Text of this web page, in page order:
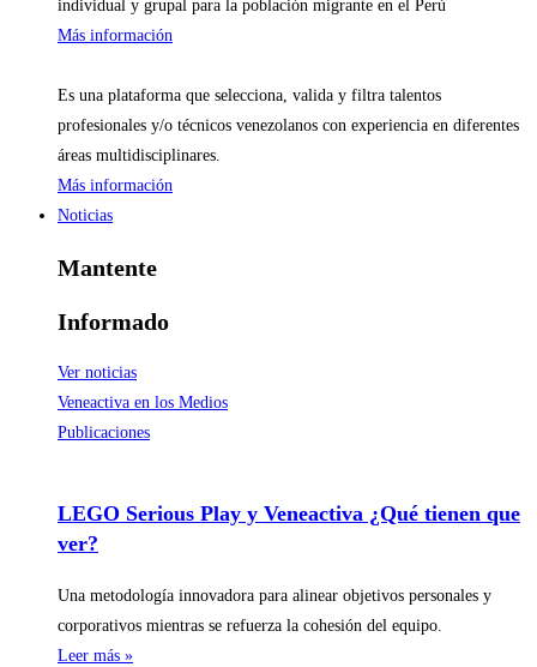
individual y grupal para la población migrante en el Perú
Más información
Es una plataforma que selecciona, valida y filtra talentos
profesionales y/o técnicos venezolanos con experiencia en diferentes
áreas multidisciplinares.
Más información
Noticias
Mantente
Informado
Ver noticias
Veneactiva en los Medios
Publicaciones
LEGO Serious Play y Veneactiva ¿Qué tienen que
ver?
Una metodología innovadora para alinear objetivos personales y
corporativos mientras se refuerza la cohesión del equipo.
Leer más »